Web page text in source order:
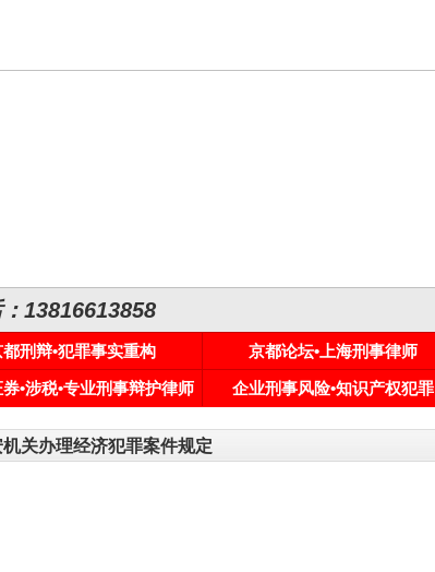
13816613858
刑辩•犯罪事实重构 京都论坛•上海刑事律师
券•涉税•专业刑事辩护律师 企业刑事风险•知识产权犯罪
关办理经济犯罪案件规定